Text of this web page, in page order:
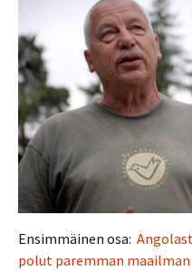
Ensimmäinen osa:
polut paremman maailman